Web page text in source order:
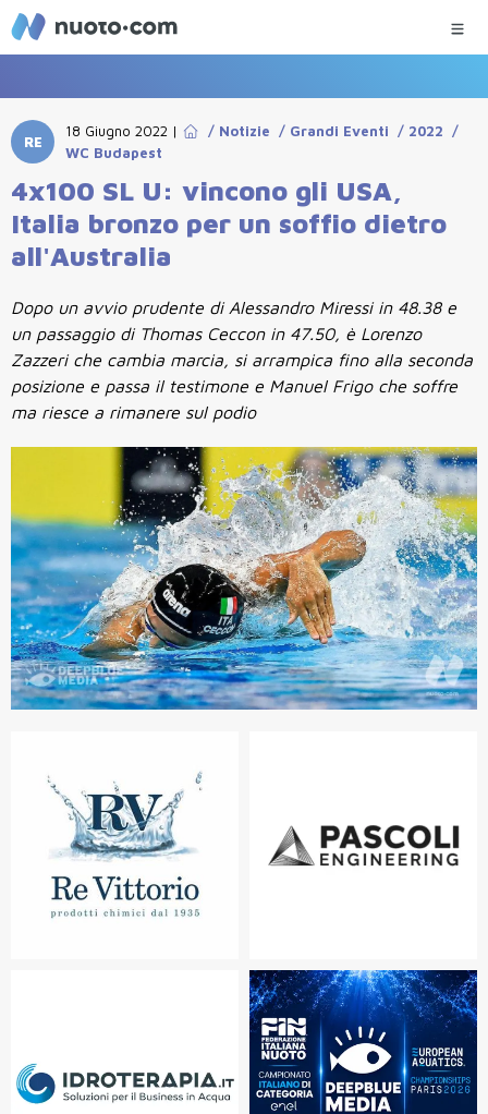
RE
18 Giugno 2022 | / Notizie / Grandi Eventi / 2022 /
WC Budapest
4x100 SL U: vincono gli USA,
Italia bronzo per un soffio dietro
all'Australia
Dopo un avvio prudente di Alessandro Miressi in 48.38 e
un passaggio di Thomas Ceccon in 47.50, è Lorenzo
Zazzeri che cambia marcia, si arrampica fino alla seconda
posizione e passa il testimone e Manuel Frigo che soffre
ma riesce a rimanere sul podio